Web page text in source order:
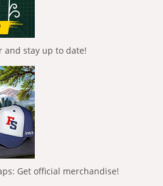
and stay up to date!
Get official merchandise!